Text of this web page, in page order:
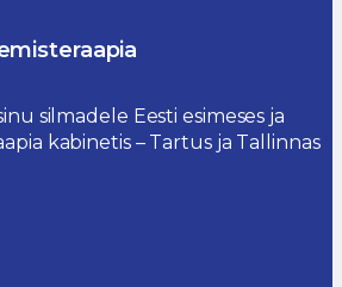
silmadele Eesti esimeses ja
kabinetis – Tartus ja Tallinnas